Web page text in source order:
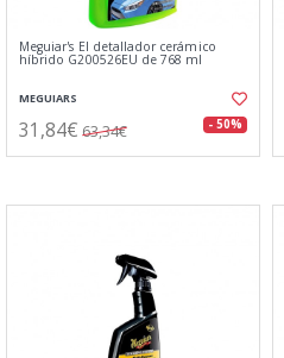
Meguiar's El detallador cerámico
híbrido G200526EU de 768 ml
MEGUIARS
31,84€ 63,34€ - 50%